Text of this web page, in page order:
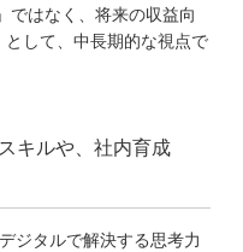
ではなく、将来の収益向
して、中長期的な視点で
キルや、社内育成
ジタルで解決する思考力